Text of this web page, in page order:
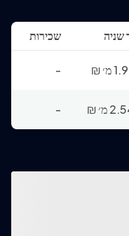
שניה שכירות
מ׳ ₪
-
מ׳ ₪
-